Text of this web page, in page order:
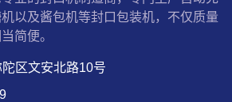
以及酱包机等封口包装机，不仅质量
简便。
区文安北路10号